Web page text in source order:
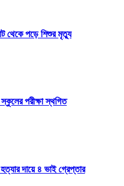
থেকে পড়ে শিশুর মৃত্যু
পরীক্ষা স্থগিত
দায়ে ৪ ভাই গ্রেপ্তার